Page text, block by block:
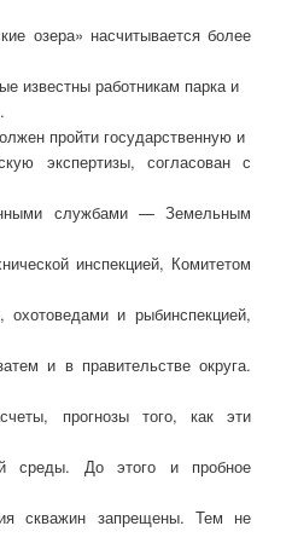
озера» насчитывается более
известны работникам парка и
пройти государственную и
экспертизы, согласован с
службами — Земельным
инспекцией, Комитетом
охотоведами и рыбинспекцией,
и в правительстве округа.
прогнозы того, как эти
среды. До этого и пробное
скважин запрещены. Тем не